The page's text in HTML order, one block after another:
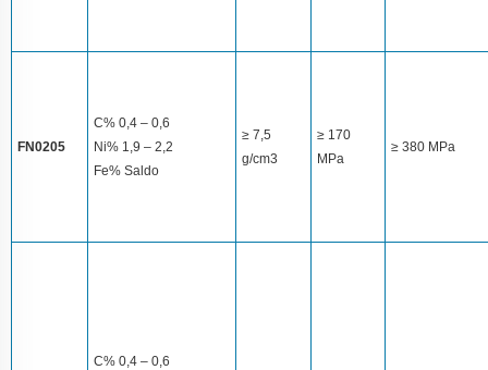
FN0205
C% 0,4 – 0,6
Ni% 1,9 – 2,2
Fe% Saldo
≥ 7,5
g/cm3
≥ 170
MPa
≥ 380 MPa
C% 0,4 – 0,6